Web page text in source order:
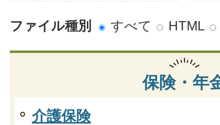
ファイル種別 すべて HTML
保険・年
介護保険